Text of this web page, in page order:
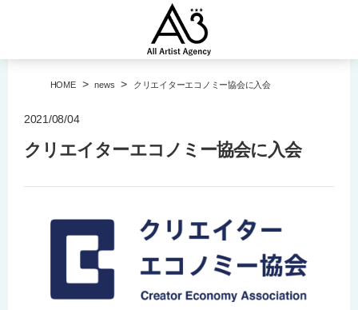
HOME > news > クリエイターエコノミー協会に入会
2021/08/04
クリエイターエコノミー協会に入会